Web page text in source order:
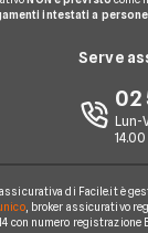
veicoli commerciali
intestati a
Serve
02
Lun-
14.00
di Facile.it è
, broker assicurativo
con numero registrazione